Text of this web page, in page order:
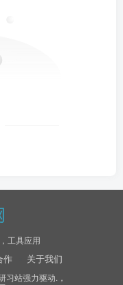
工具应用
作 关于我们
习站强力驱动.，